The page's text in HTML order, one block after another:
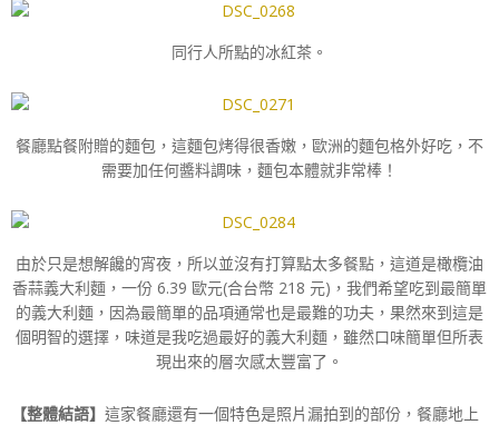
同行人所點的冰紅茶。
餐廳點餐附贈的麵包，這麵包烤得很香嫩，歐洲的麵包格外好吃，不
需要加任何醬料調味，麵包本體就非常棒！
由於只是想解饞的宵夜，所以並沒有打算點太多餐點，這道是橄欖油
香蒜義大利麵，一份 6.39 歐元(合台幣 218 元)，我們希望吃到最簡單
的義大利麵，因為最簡單的品項通常也是最難的功夫，果然來到這是
個明智的選擇，味道是我吃過最好的義大利麵，雖然口味簡單但所表
現出來的層次感太豐富了。
【整體結語】 這家餐廳還有一個特色是照片漏拍到的部份，餐廳地上